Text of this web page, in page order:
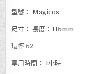
型號： Magicos
尺寸： 長度：115mm
環徑 52
享用時間： 1小時